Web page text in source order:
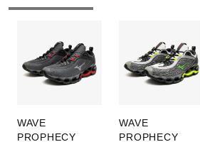
WAVE
PROPHECY
WAVE
PROPHECY